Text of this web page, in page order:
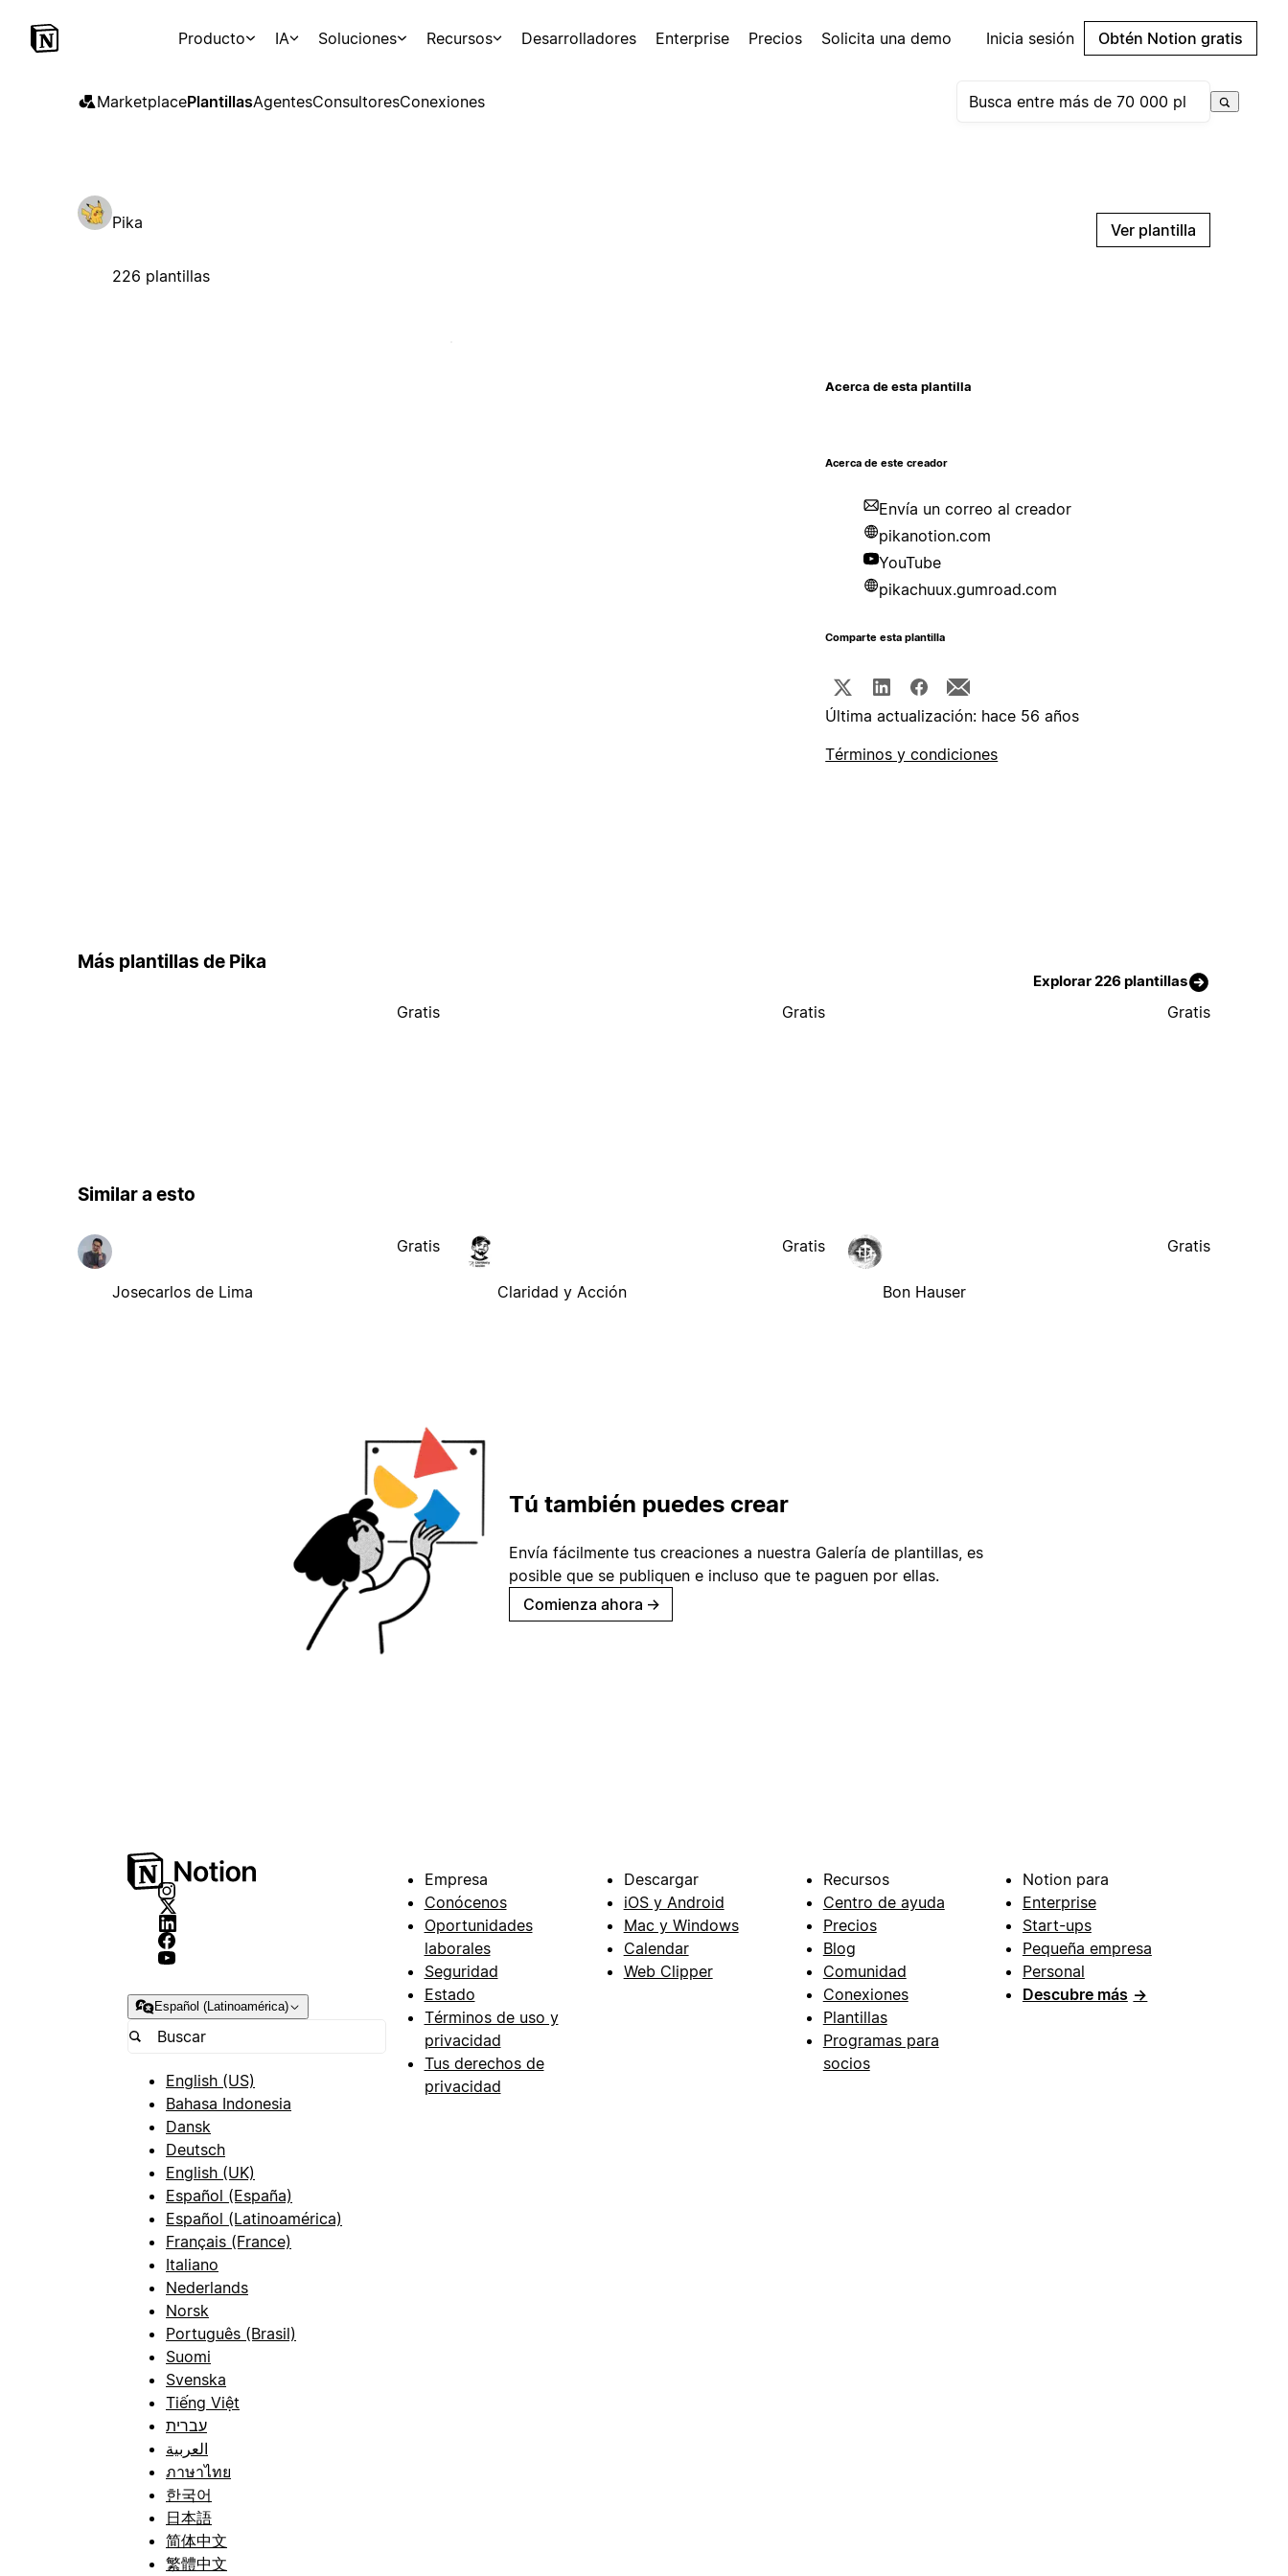
Producto IA Soluciones Recursos Desarrolladores Enterprise Precios Solicita una demo Inicia sesión Obtén Notion gratis
MarketplacePlantillasAgentesConsultoresConexiones
Pika
226 plantillas
Ver plantilla
Acerca de esta plantilla
Acerca de este creador
Envía un correo al creador
pikanotion.com
YouTube
pikachuux.gumroad.com
Comparte esta plantilla
Última actualización: hace 56 años
Términos y condiciones
Más plantillas de Pika
Explorar 226 plantillas
Gratis Gratis Gratis
Similar a esto
Josecarlos de Lima
Gratis
Claridad y Acción
Gratis
Bon Hauser
Gratis
Tú también puedes crear
Envía fácilmente tus creaciones a nuestra Galería de plantillas, es
posible que se publiquen e incluso que te paguen por ellas.
Comienza ahora →
Español (Latinoamérica)
English (US)
Bahasa Indonesia
Dansk
Deutsch
English (UK)
Español (España)
Español (Latinoamérica)
Français (France)
Italiano
Nederlands
Norsk
Português (Brasil)
Suomi
Svenska
Tiếng Việt
עברית
العربية
ภาษาไทย
한국어
日本語
简体中文
繁體中文
Empresa
Conócenos
Oportunidades
laborales
Seguridad
Estado
Términos de uso y
privacidad
Tus derechos de
privacidad
Descargar
iOS y Android
Mac y Windows
Calendar
Web Clipper
Recursos
Centro de ayuda
Precios
Blog
Comunidad
Conexiones
Plantillas
Programas para
socios
Notion para
Enterprise
Start-ups
Pequeña empresa
Personal
Descubre más →